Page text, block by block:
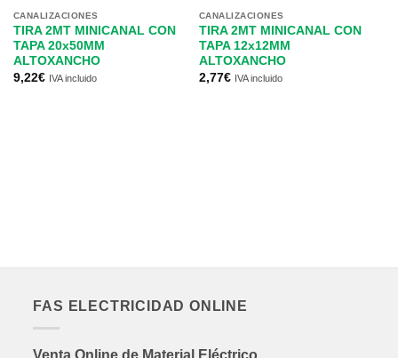
CANALIZACIONES
TIRA 2MT MINICANAL CON
TAPA 20x50MM
ALTOXANCHO
9,22€ IVA incluido
CANALIZACIONES
TIRA 2MT MINICANAL CON
TAPA 12x12MM
ALTOXANCHO
2,77€ IVA incluido
FAS ELECTRICIDAD ONLINE
Venta Online de Material Eléctrico